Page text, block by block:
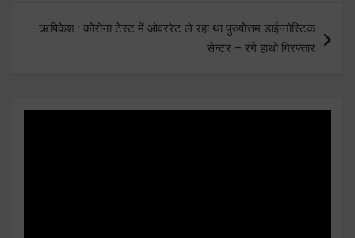
ऋषिकेश : कोरोना टेस्ट में ओवररेट ले रहा था पुरुषोत्तम डाईग्नोस्टिक
सेन्टर – रंगे हाथो गिरफ्तार